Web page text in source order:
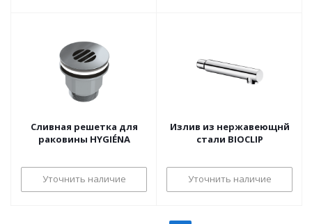
Сливная решетка для
раковины HYGIÉNA
Уточнить наличие
Излив из нержавеющнй
стали BIOCLIP
Уточнить наличие